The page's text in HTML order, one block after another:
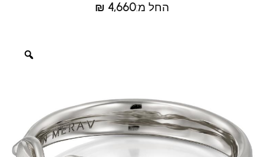
החל מ: ₪ 4,660